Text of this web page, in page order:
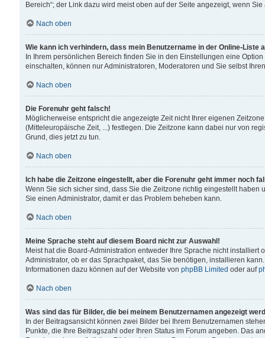
Bereich“; der Link dazu wird meist oben auf der Seite angezeigt, wenn
Nach oben
Wie kann ich verhindern, dass mein Benutzername in der Online-Liste
In Ihrem persönlichen Bereich finden Sie in den Einstellungen eine
einschalten, können nur Administratoren, Moderatoren und Sie selbst
Nach oben
Die Forenuhr geht falsch!
Möglicherweise entspricht die angezeigte Zeit nicht Ihrer eigenen
(Mitteleuropäische Zeit, ...) festlegen. Die Zeitzone kann dabei nur von
Grund, dies jetzt zu tun.
Nach oben
Ich habe die Zeitzone eingestellt, aber die Forenuhr geht immer noch
Wenn Sie sich sicher sind, dass Sie die Zeitzone richtig eingestellt
Sie einen Administrator, damit er das Problem beheben kann.
Nach oben
Meine Sprache steht auf diesem Board nicht zur Auswahl!
Meist hat die Board-Administration entweder Ihre Sprache nicht
Administrator, ob er das Sprachpaket, das Sie benötigen, installieren
Informationen dazu können auf der Website von phpBB Limited oder auf
Nach oben
Was sind das für Bilder, die bei meinem Benutzernamen angezeigt
In der Beitragsansicht können zwei Bilder bei Ihrem Benutzernamen
Punkte, die Ihre Beitragszahl oder Ihren Status im Forum angeben. Das